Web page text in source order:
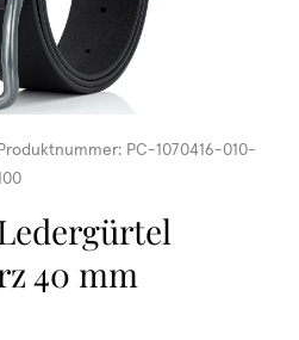
PC-1070416-010-
40 mm